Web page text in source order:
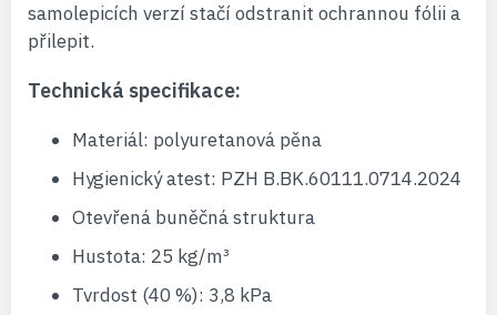
samolepicích verzí stačí odstranit ochrannou fólii a
přilepit.
Technická specifikace:
Materiál: polyuretanová pěna
Hygienický atest: PZH B.BK.60111.0714.2024
Otevřená buněčná struktura
Hustota: 25 kg/m³
Tvrdost (40 %): 3,8 kPa